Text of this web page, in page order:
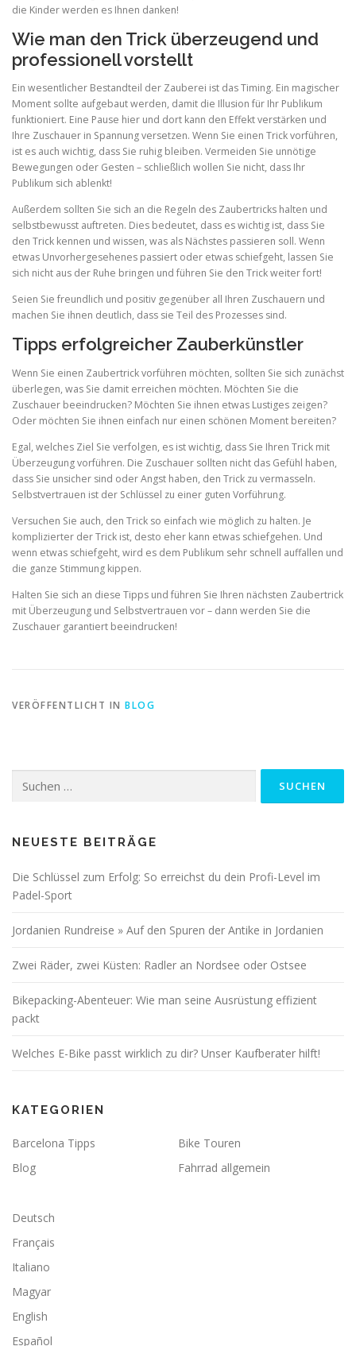
die Kinder werden es Ihnen danken!
Wie man den Trick überzeugend und
professionell vorstellt
Ein wesentlicher Bestandteil der Zauberei ist das Timing. Ein magischer
Moment sollte aufgebaut werden, damit die Illusion für Ihr Publikum
funktioniert. Eine Pause hier und dort kann den Effekt verstärken und
Ihre Zuschauer in Spannung versetzen. Wenn Sie einen Trick vorführen,
ist es auch wichtig, dass Sie ruhig bleiben. Vermeiden Sie unnötige
Bewegungen oder Gesten – schließlich wollen Sie nicht, dass Ihr
Publikum sich ablenkt!
Außerdem sollten Sie sich an die Regeln des Zaubertricks halten und
selbstbewusst auftreten. Dies bedeutet, dass es wichtig ist, dass Sie
den Trick kennen und wissen, was als Nächstes passieren soll. Wenn
etwas Unvorhergesehenes passiert oder etwas schiefgeht, lassen Sie
sich nicht aus der Ruhe bringen und führen Sie den Trick weiter fort!
Seien Sie freundlich und positiv gegenüber all Ihren Zuschauern und
machen Sie ihnen deutlich, dass sie Teil des Prozesses sind.
Tipps erfolgreicher Zauberkünstler
Wenn Sie einen Zaubertrick vorführen möchten, sollten Sie sich zunächst
überlegen, was Sie damit erreichen möchten. Möchten Sie die
Zuschauer beeindrucken? Möchten Sie ihnen etwas Lustiges zeigen?
Oder möchten Sie ihnen einfach nur einen schönen Moment bereiten?
Egal, welches Ziel Sie verfolgen, es ist wichtig, dass Sie Ihren Trick mit
Überzeugung vorführen. Die Zuschauer sollten nicht das Gefühl haben,
dass Sie unsicher sind oder Angst haben, den Trick zu vermasseln.
Selbstvertrauen ist der Schlüssel zu einer guten Vorführung.
Versuchen Sie auch, den Trick so einfach wie möglich zu halten. Je
komplizierter der Trick ist, desto eher kann etwas schiefgehen. Und
wenn etwas schiefgeht, wird es dem Publikum sehr schnell auffallen und
die ganze Stimmung kippen.
Halten Sie sich an diese Tipps und führen Sie Ihren nächsten Zaubertrick
mit Überzeugung und Selbstvertrauen vor – dann werden Sie die
Zuschauer garantiert beeindrucken!
VERÖFFENTLICHT IN BLOG
nach:
NEUESTE BEITRÄGE
Die Schlüssel zum Erfolg: So erreichst du dein Profi-Level im
Padel-Sport
Jordanien Rundreise » Auf den Spuren der Antike in Jordanien
Zwei Räder, zwei Küsten: Radler an Nordsee oder Ostsee
Bikepacking-Abenteuer: Wie man seine Ausrüstung effizient
packt
Welches E-Bike passt wirklich zu dir? Unser Kaufberater hilft!
KATEGORIEN
Barcelona Tipps
Bike Touren
Blog
Fahrrad allgemein
Deutsch
Français
Italiano
Magyar
English
Español